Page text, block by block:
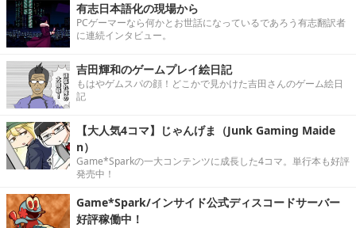
有志日本語化の現場から
PCゲーマーなら何かとお世話になっているであろう有志翻訳者
に連続インタビュー。
吉田輝和のゲームプレイ絵日記
もはやゲムスパの顔！どこかで見かけた吉田さんのゲーム絵日
記
【大人気4コマ】じゃんげま（Junk Gaming Maide
n）
Game*Sparkの一大コンテンツに成長した4コマ。単行本も好評
発売中！
Game*Spark/インサイド公式ディスコードサーバー
好評稼働中！